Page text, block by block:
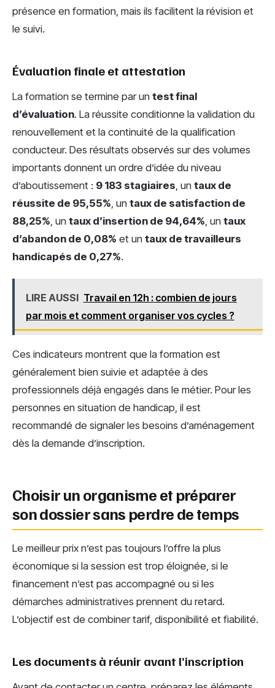
présence en formation, mais ils facilitent la révision et
le suivi.
Évaluation finale et attestation
La formation se termine par un test final
d’évaluation. La réussite conditionne la validation du
renouvellement et la continuité de la qualification
conducteur. Des résultats observés sur des volumes
importants donnent un ordre d’idée du niveau
d’aboutissement : 9 183 stagiaires , un taux de
réussite de 95,55% , un taux de satisfaction de
88,25% , un taux d’insertion de 94,64% , un taux
d’abandon de 0,08% et un taux de travailleurs
handicapés de 0,27%.
LIRE AUSSI Travail en 12h : combien de jours
par mois et comment organiser vos cycles ?
Ces indicateurs montrent que la formation est
généralement bien suivie et adaptée à des
professionnels déjà engagés dans le métier. Pour les
personnes en situation de handicap, il est
recommandé de signaler les besoins d’aménagement
dès la demande d’inscription.
Choisir un organisme et préparer
son dossier sans perdre de temps
Le meilleur prix n’est pas toujours l’offre la plus
économique si la session est trop éloignée, si le
financement n’est pas accompagné ou si les
démarches administratives prennent du retard.
L’objectif est de combiner tarif, disponibilité et fiabilité.
Les documents à réunir avant l’inscription